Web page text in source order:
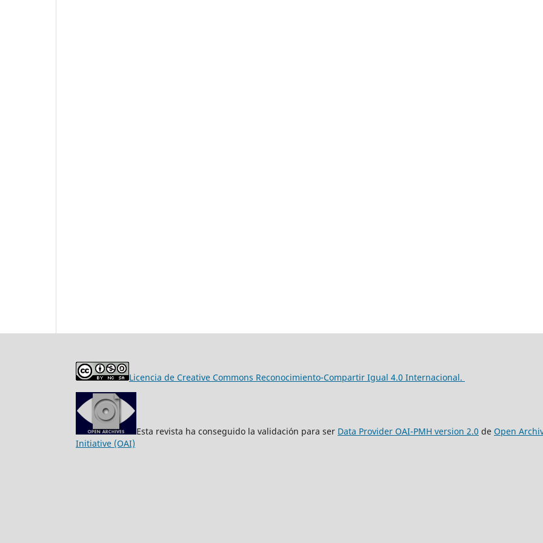
Licencia de Creative Commons Reconocimiento-Compartir Igual 4.0 Internacional.
Esta revista ha conseguido la validación para ser Data Provider OAI-PMH version 2.0 de Open
Initiative (OAI)